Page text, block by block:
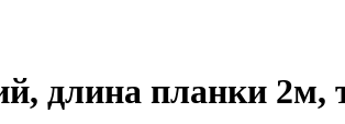
длина планки